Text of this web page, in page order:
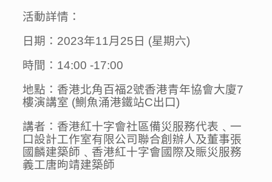
活動詳情：
日期：2023年11月25日 (星期六)
時間：14:00 -17:00
地點：香港北角百福2號香港青年協會大廈7
樓演講室 (鰂魚涌港鐵站C出口)
講者：香港紅十字會社區備災服務代表﹑一
口設計工作室有限公司聯合創辦人及董事張
國麟建築師﹑香港紅十字會國際及賑災服務
義工唐昫靖建築師